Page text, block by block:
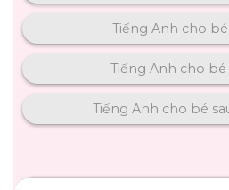
Tiếng Anh cho bé
Tiếng Anh cho bé
Tiếng Anh cho bé